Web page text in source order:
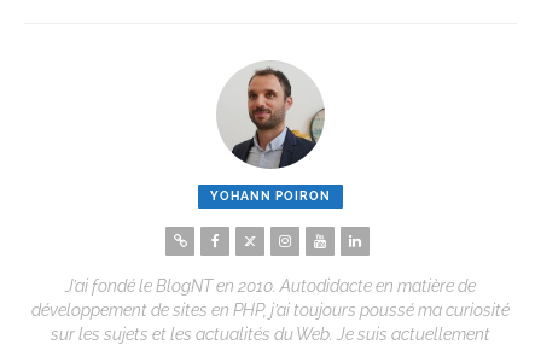
YOHANN POIRON
J’ai fondé le BlogNT en 2010. Autodidacte en matière de
développement de sites en PHP, j’ai toujours poussé ma curiosité
sur les sujets et les actualités du Web. Je suis actuellement